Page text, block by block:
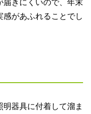
があふれることでし
器具に付着して溜ま